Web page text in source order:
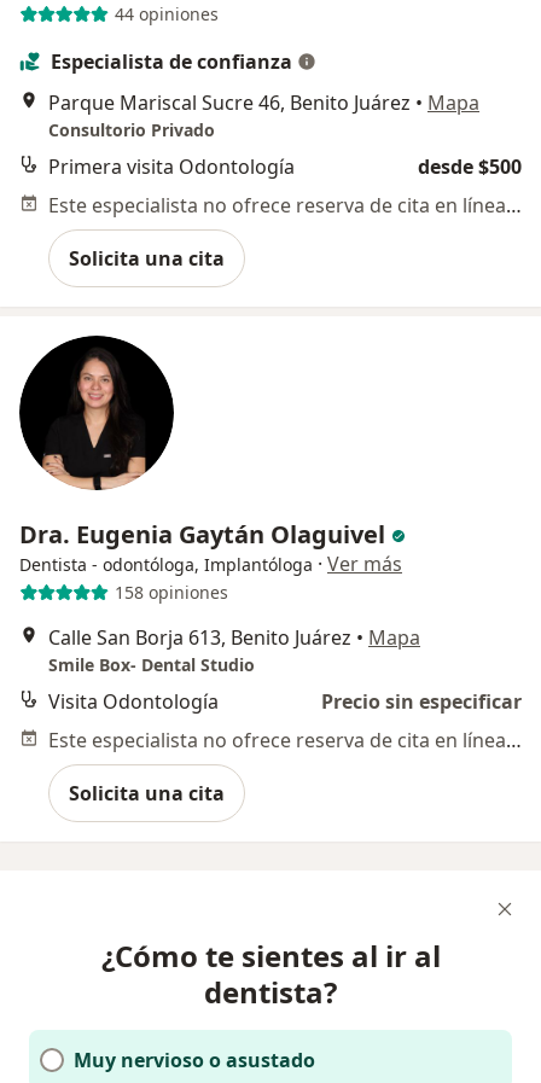
44 opiniones
Especialista de confianza
Parque Mariscal Sucre 46, Benito Juárez • Mapa
Consultorio Privado
Primera visita Odontología
desde $500
Este especialista no ofrece reserva de cita en línea en esta dirección.
Solicita una cita
Dra. Eugenia Gaytán Olaguivel
Dentista - odontóloga, Implantóloga · Ver más
158 opiniones
Calle San Borja 613, Benito Juárez • Mapa
Smile Box- Dental Studio
Visita Odontología
Precio sin especificar
Este especialista no ofrece reserva de cita en línea en esta dirección.
Solicita una cita
¿Cómo te sientes al ir al
dentista?
Muy nervioso o asustado